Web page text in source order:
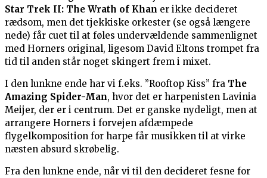
Star Trek II: The Wrath of Khan er ikke decideret
rædsom, men det tjekkiske orkester (se også længere
nede) får cuet til at føles undervældende sammenlignet
med Horners original, ligesom David Eltons trompet fra
tid til anden står noget skingert frem i mixet.
I den lunkne ende har vi f.eks. ”Rooftop Kiss” fra The
Amazing Spider-Man, hvor det er harpenisten Lavinia
Meijer, der er i centrum. Det er ganske nydeligt, men at
arrangere Horners i forvejen afdæmpede
flygelkomposition for harpe får musikken til at virke
næsten absurd skrøbelig.
Fra den lunkne ende, når vi til den decideret fesne for